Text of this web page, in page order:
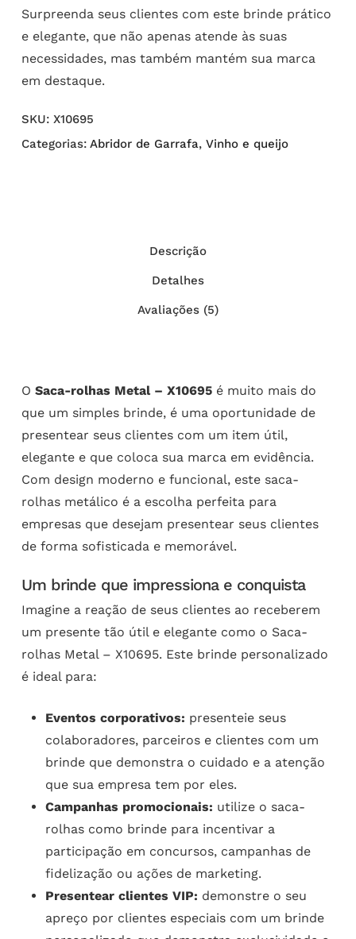
Surpreenda seus clientes com este brinde prático
e elegante, que não apenas atende às suas
necessidades, mas também mantém sua marca
em destaque.
SKU: X10695
Categorias: Abridor de Garrafa, Vinho e queijo
Descrição
Detalhes
Avaliações (5)
O Saca-rolhas Metal – X10695é muito mais do
que um simples brinde, é uma oportunidade de
presentear seus clientes com um item útil,
elegante e que coloca sua marca em evidência.
Com design moderno e funcional, este saca-
rolhas metálico é a escolha perfeita para
empresas que desejam presentear seus clientes
de forma sofisticada e memorável.
Um brinde que impressiona e conquista
Imagine a reação de seus clientes ao receberem
um presente tão útil e elegante como o Saca-
rolhas Metal – X10695. Este brinde personalizado
é ideal para:
Eventos corporativos: presenteie seus
colaboradores, parceiros e clientes com um
brinde que demonstra o cuidado e a atenção
que sua empresa tem por eles.
Campanhas promocionais: utilize o saca-
rolhas como brinde para incentivar a
participação em concursos, campanhas de
fidelização ou ações de marketing.
Presentear clientes VIP: demonstre o seu
apreço por clientes especiais com um brinde